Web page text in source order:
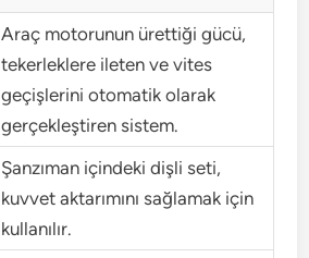
Araç motorunun ürettiği gücü,
tekerleklere ileten ve vites
geçişlerini otomatik olarak
gerçekleştiren sistem.
Şanzıman içindeki dişli seti,
kuvvet aktarımını sağlamak için
kullanılır.